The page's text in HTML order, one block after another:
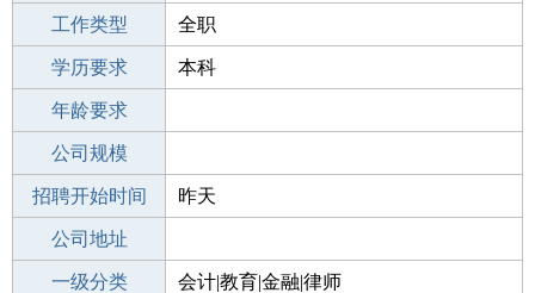
招聘人数 1人
工作类型 全职
性别要求 -
学历要求 本科
工作经验
年龄要求
工作地点
公司规模
公司电话
招聘开始时间 昨天
招聘结束时间
公司地址
一级分类 会计|教育|金融|律师